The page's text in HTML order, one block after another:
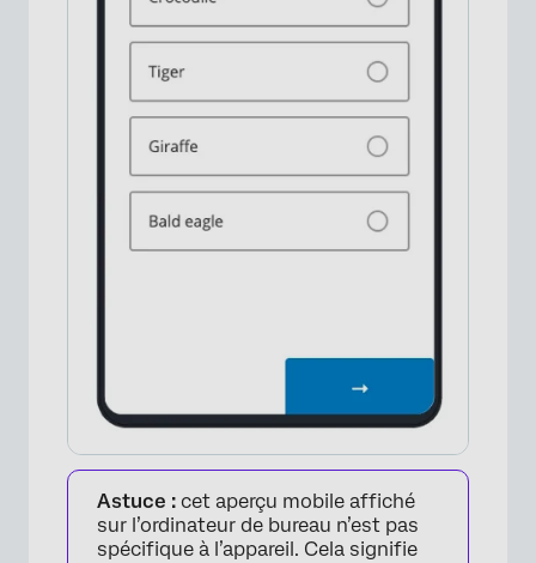
Astuce : cet aperçu mobile affiché
sur l’ordinateur de bureau n’est pas
spécifique à l’appareil. Cela signifie